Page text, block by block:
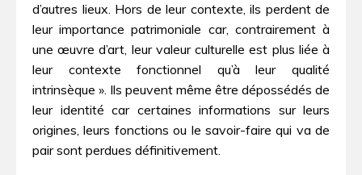
d’autres lieux. Hors de leur contexte, ils perdent de
leur importance patrimoniale car, contrairement à
une œuvre d’art, leur valeur culturelle est plus liée à
leur contexte fonctionnel qu’à leur qualité
intrinsèque ». Ils peuvent même être dépossédés de
leur identité car certaines informations sur leurs
origines, leurs fonctions ou le savoir-faire qui va de
pair sont perdues définitivement.